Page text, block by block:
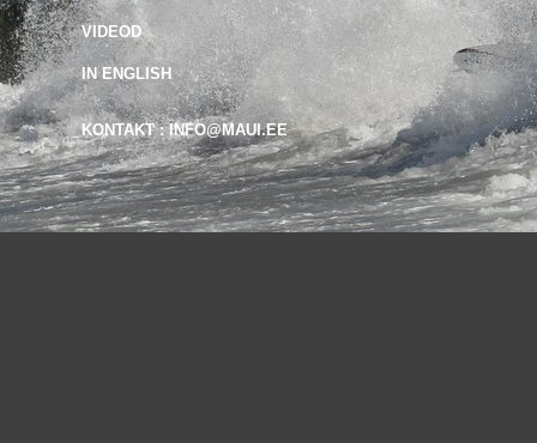
VIDEOD
IN ENGLISH
KONTAKT : INFO@MAUI.EE